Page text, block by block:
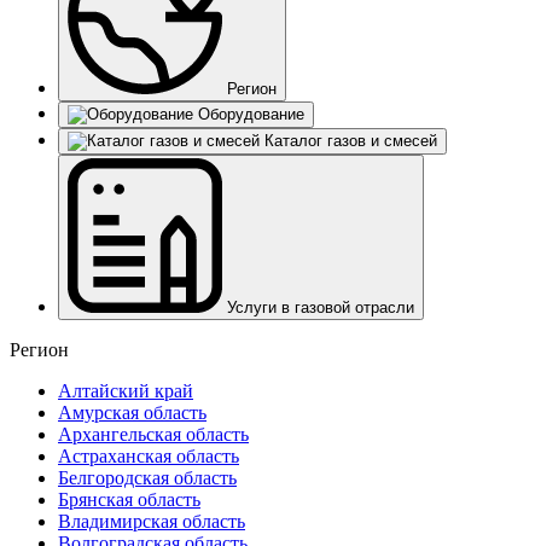
Регион
Оборудование
Каталог газов и смесей
Услуги в газовой отрасли
Регион
Алтайский край
Амурская область
Архангельская область
Астраханская область
Белгородская область
Брянская область
Владимирская область